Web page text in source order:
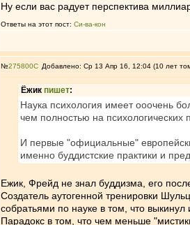
Ну если вас радует перспектива
Ответы на этот пост: Си-ва-кон
№275800 Добавлено: Ср 13 Апр 16, 12:04 (10 лет
Ёжик пишет:
Наука психология имеет ооочень
чем полностью на психологических
И первые "официальные"
именно буддистские практики и
Ежик, Фрейд не знал буддизма, его
Создатель аутогенной тренировки
собратьями по науке в том, что
Парадокс в том, что чем меньше